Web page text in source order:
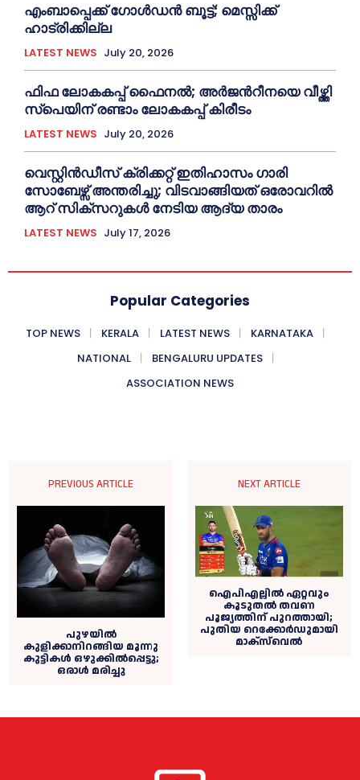
എംബാപ്പെക്ക് ഗോൾഡൻ ബൂട്ട്; മെസ്സിക്ക്
ഹാട്രിക്കില്ല
LATEST NEWS July 20, 2026
ഫിഫ ലോകകപ്പ് ഫൈനൽ; അർജന്‍റീനയെ വീഴ്ത്തി
സ്പെയിന് രണ്ടാം ലോകകപ്പ് കിരീടം
LATEST NEWS July 20, 2026
വെസ്റ്റിൻഡീസ് ക്രിക്കറ്റ് ഇതിഹാസം ഗാരി
സോബേഴ്സ് അന്തരിച്ചു; വിടവാങ്ങിയത് ഒരോവറിൽ
ആറ് സിക്സറുകൾ നേടിയ ആദ്യ താരം
LATEST NEWS July 17, 2026
Popular Categories
TOP NEWS KERALA LATEST NEWS
KARNATAKA
NATIONAL
BENGALURU UPDATES
ASSOCIATION NEWS
PREVIOUS ARTICLE
പുഴയില്‍
കുളിക്കാനിറങ്ങിയ മൂന്നു
കുട്ടികള്‍ ഒഴുക്കില്‍പ്പെട്ടു;
ഒരാള്‍ മരിച്ചു
NEXT ARTICLE
ഐപിഎല്ലിൽ ഏറ്റവും
കൂടുതൽ തവണ
പൂജ്യത്തിന് പുറത്തായി;
പുതിയ റെക്കോർഡുമായി
മാക്സ്‌വെൽ